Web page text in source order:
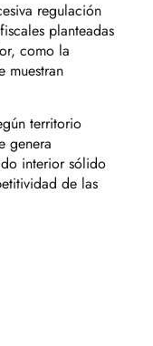
regulación
planteadas
como la
muestran
territorio
genera
interior sólido
de las